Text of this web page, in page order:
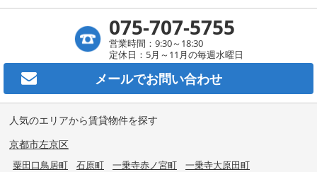
075-707-5755
営業時間：9:30～18:30
定休日：5月～11月の毎週水曜日
メールでお問い合わせ
人気のエリアから賃貸物件を探す
京都市左京区
粟田口鳥居町 石原町 一乗寺赤ノ宮町
一乗寺大原田町